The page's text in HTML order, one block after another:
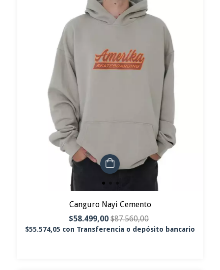
Canguro Nayi Cemento
$58.499,00 $87.560,00
$55.574,05 con Transferencia o depósito bancario